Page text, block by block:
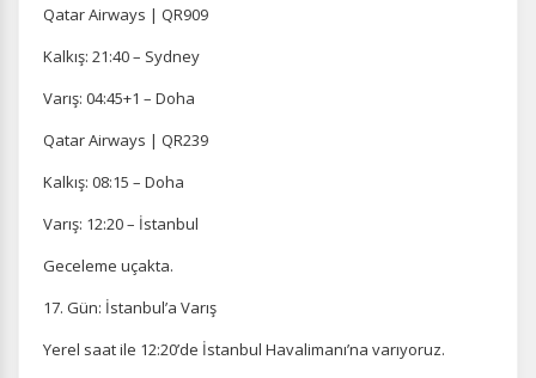
Qatar Airways | QR909
Kalkış: 21:40 – Sydney
Varış: 04:45+1 – Doha
Qatar Airways | QR239
Kalkış: 08:15 – Doha
Varış: 12:20 – İstanbul
Geceleme uçakta.
17. Gün: İstanbul’a Varış
Yerel saat ile 12:20’de İstanbul Havalimanı’na varıyoruz.